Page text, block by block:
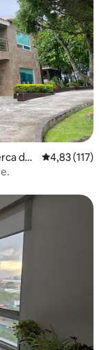
de
Évaluation
4,83 (117)